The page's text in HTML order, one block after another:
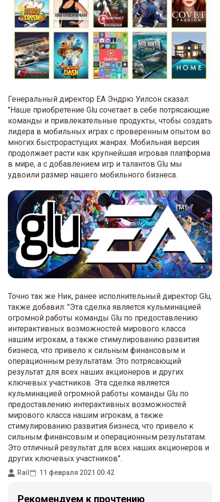
Генеральный директор EA Эндрю Уилсон сказал:
"Наше приобретение Glu сочетает в себе потрясающие
команды и привлекательные продукты, чтобы создать
лидера в мобильных играх с проверенным опытом во
многих быстрорастущих жанрах. Мобильная версия
продолжает расти как крупнейшая игровая платформа
в мире, а с добавлением игр и талантов Glu мы
удвоили размер нашего мобильного бизнеса.
Точно так же Ник, ранее исполнительный директор Glu,
также добавил: "Эта сделка является кульминацией
огромной работы команды Glu по предоставлению
интерактивных возможностей мирового класса
нашим игрокам, а также стимулированию развития
бизнеса, что привело к сильным финансовым и
операционным результатам. Это потрясающий
результат для всех наших акционеров и других
ключевых участников. Эта сделка является
кульминацией огромной работы команды Glu по
предоставлению интерактивных возможностей
мирового класса нашим игрокам, а также
стимулированию развития бизнеса, что привело к
сильным финансовым и операционным результатам.
Это отличный результат для всех наших акционеров и
других ключевых участников".
Rail 11 февраля 2021 00:42
Рекомендуем к прочтению